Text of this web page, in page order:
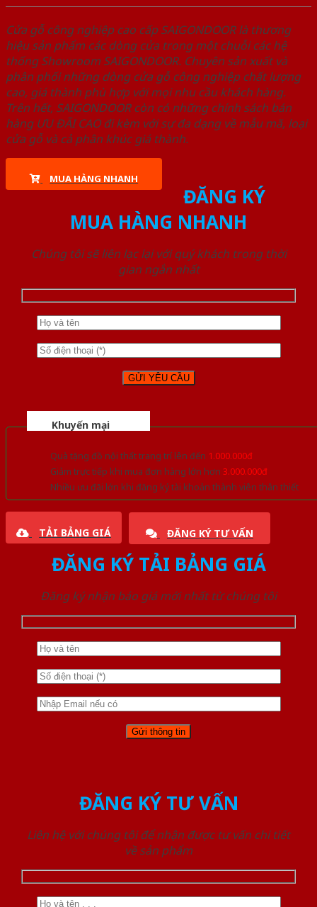
Cửa gỗ công nghiệp cao cấp SAIGONDOOR là thương
hiệu sản phẩm các dòng cửa trong một chuỗi các hệ
thống Showroom SAIGONDOOR. Chuyên sản xuất và
phân phối những dòng cửa gỗ công nghiệp chất lượng
cao, giá thành phù hợp với mọi nhu cầu khách hàng.
Trên hết, SAIGONDOOR còn có những chính sách bán
hàng ƯU ĐÃI CAO đi kèm với sự đa dạng về mẫu mã, loại
cửa gỗ và cả phân khúc giá thành.
MUA HÀNG NHANH
ĐĂNG KÝ
MUA HÀNG NHANH
Chúng tôi sẽ liên lạc lại với quý khách trong thời
gian ngắn nhất
Khuyến mại
Quà tặng đồ nội thất trang trí lên đến 1.000.000đ
Giảm trực tiếp khi mua đơn hàng lớn hơn 3.000.000đ
Nhiều ưu đãi lớn khi đăng ký tài khoản thành viên thân thiết
TẢI BẢNG GIÁ ĐĂNG KÝ TƯ VẤN
ĐĂNG KÝ TẢI BẢNG GIÁ
Đăng ký nhận báo giá mới nhất từ chúng tôi
ĐĂNG KÝ TƯ VẤN
Liên hệ với chúng tôi để nhận được tư vấn chi tiết
về sản phẩm